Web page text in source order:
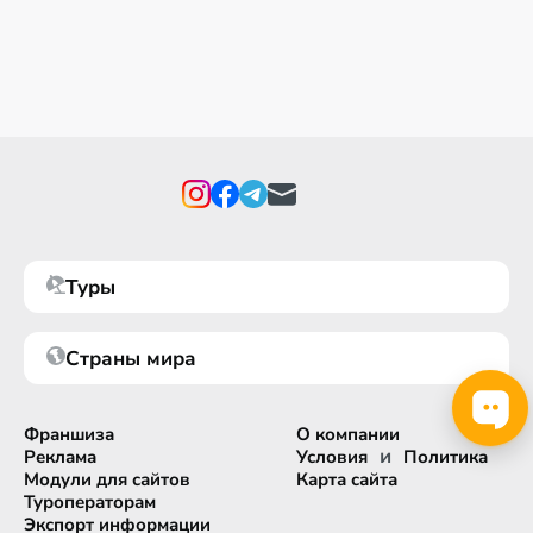
Туры
Страны мира
Франшиза
Реклама
Модули для сайтов
Туроператорам
Экспорт информации
О компании
Условия и Политика
Карта сайта